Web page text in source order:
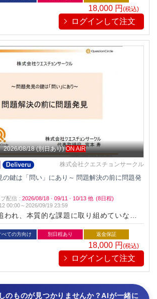
18,000 円(税込)
ログインして注文
2026/08/18 (別日あり) ON AIR
株式会社クエスチョンサークル
の鍵は「問い」にあり～ 問題解決の前に問題発
配信 : 2026/08/18 · 09/11 · 10/13 他 (8日程)
00:00～2026/09/19 23:59
われ、本質的な課題に取り組めていない」
の解決は得意だが、自ら課題設定できてな
います。本講座では、問題の発見に有効な問
べての方向け 別日程あり 返金保証
18,000 円(税込)
ログインして注文
のものが見つかりませんか？AIが一緒に